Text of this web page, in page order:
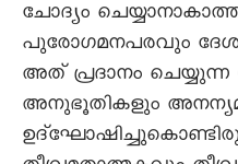
ചോദ്യം
പുരോഗമനപരവും
അത് പ്രദാനം
അനുഭൂതികളും